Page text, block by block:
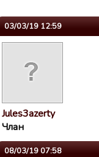
03/03/19 12:59
Jules3azerty
Члан
08/03/19 07:58